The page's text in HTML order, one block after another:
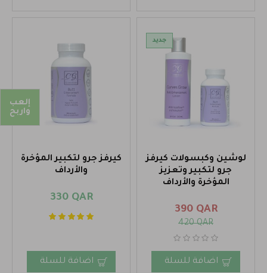
جديد
لوشين وكبسولات كيرفز
جرو لتكبير وتعزيز
المؤخرة والأرداف
390 QAR
420 QAR
اضافة للسلة
كيرفز جرو لتكبير المؤخرة
والأرداف
330 QAR
اضافة للسلة
إلعب
واربح